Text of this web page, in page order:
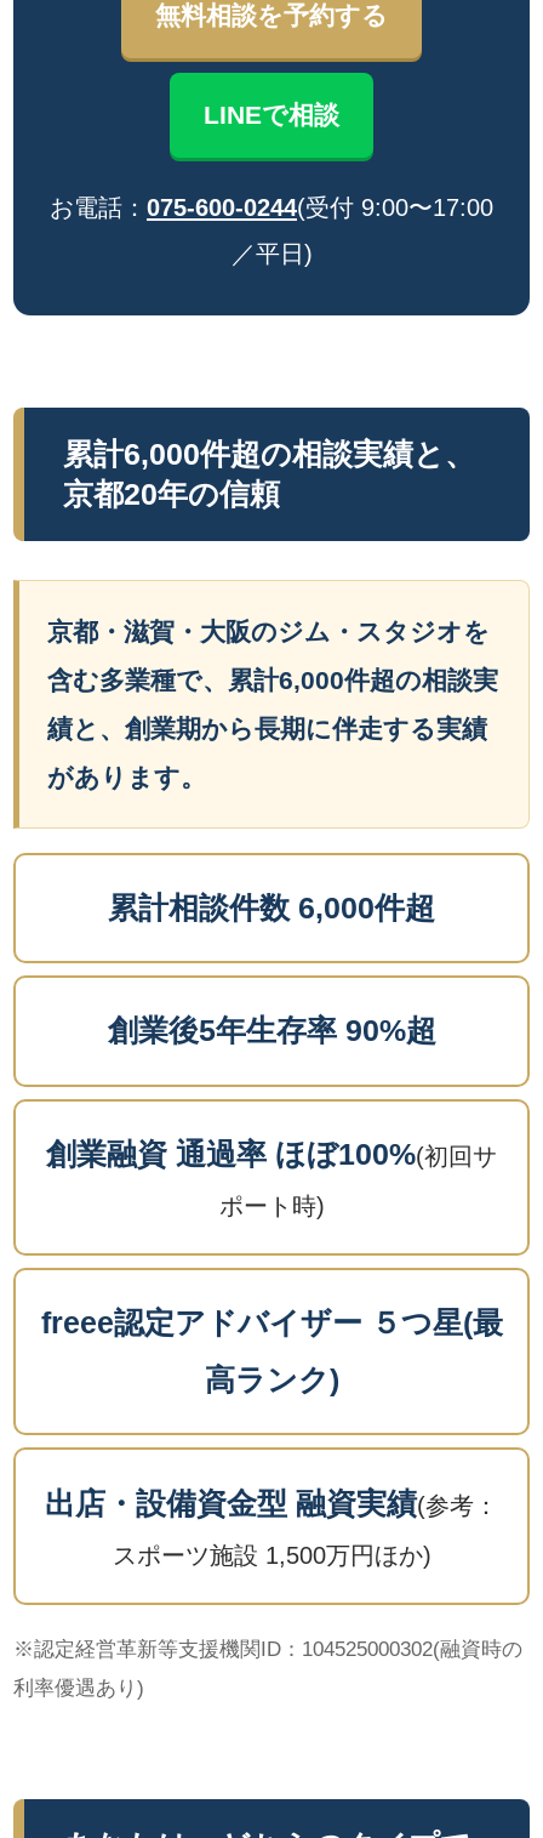
無料相談を予約する
LINEで相談
お電話： 075-600-0244(受付 9:00〜17:00
／平日)
累計6,000件超の相談実績と、
京都20年の信頼
京都・滋賀・大阪のジム・スタジオを
含む多業種で、累計6,000件超の相談実
績と、創業期から長期に伴走する実績
があります。
累計相談件数 6,000件超
創業後5年生存率 90%超
創業融資 通過率 ほぼ100%(初回サ
ポート時)
freee認定アドバイザー ５つ星(最
高ランク)
出店・設備資金型 融資実績(参考：
スポーツ施設 1,500万円ほか)
※認定経営革新等支援機関ID：104525000302(融資時の
利率優遇あり)